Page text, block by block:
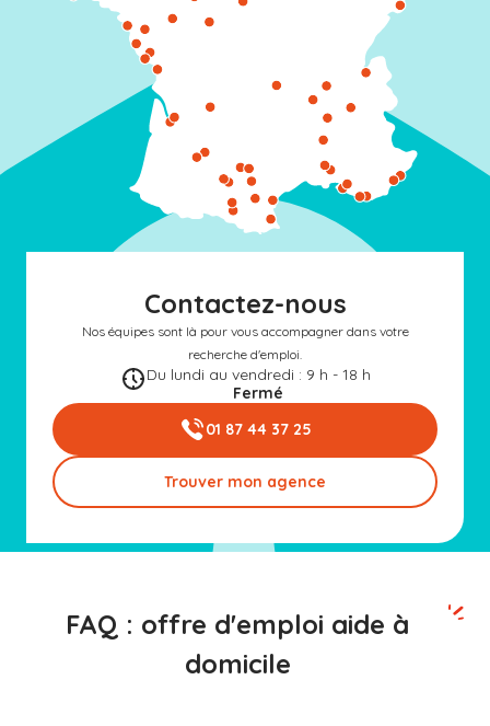
Contactez-nous
Nos équipes sont là pour vous accompagner dans votre
recherche d'emploi.
Du lundi au vendredi : 9 h - 18 h
Fermé
01 87 44 37 25
Trouver mon agence
FAQ : offre d'emploi aide à
domicile